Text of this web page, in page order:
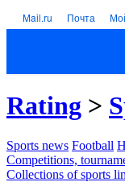
Mail.ru Почта
Rating >
Sports news Football
Competitions,
Collections of sports